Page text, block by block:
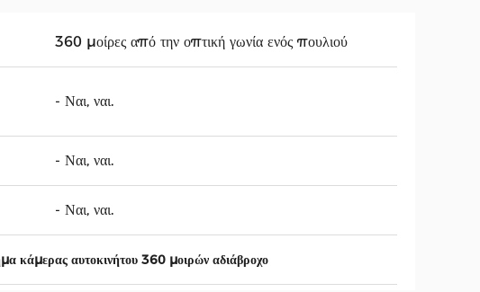
360 μοίρες από την οπτική γωνία ενός πουλιού
- Ναι, ναι.
- Ναι, ναι.
- Ναι, ναι.
κάμερας αυτοκινήτου 360 μοιρών αδιάβροχο